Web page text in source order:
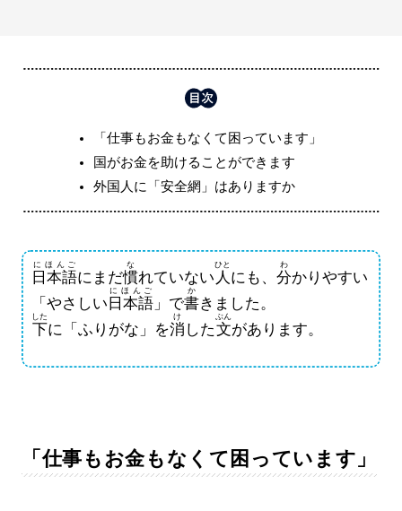
「仕事もお金もなくて困っています」
国がお金を助けることができます
外国人に「安全網」はありますか
日本語
にほんご
にまだ慣
な
れていない 人
ひと
にも、分
わ
かりやすい
「やさしい 日本語
にほんご
」で書
か
きました。
下
した
に「ふりがな」を消
け
した文
ぶん
があります。
「仕事もお金もなくて困っています」